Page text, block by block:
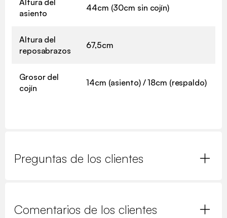
Altura del
asiento
44cm (30cm sin cojín)
Altura del
reposabrazos
67,5cm
Grosor del
cojín
14cm (asiento) / 18cm (respaldo)
Preguntas de los clientes
Comentarios de los clientes